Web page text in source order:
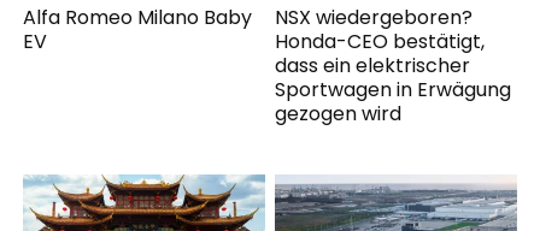
Alfa Romeo Milano Baby
EV
NSX wiedergeboren?
Honda-CEO bestätigt,
dass ein elektrischer
Sportwagen in Erwägung
gezogen wird